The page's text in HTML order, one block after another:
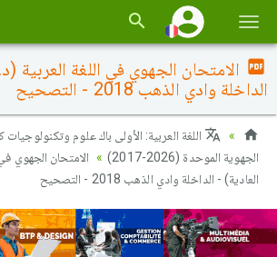
la
الامتحان الجهوي في اللغة العربية
الداخلة وادي الذهب 2018 - التصحيح
اللغة العربية: الأولى باك علوم وتكنولوجيات
الجهوية الموحدة (2026-2017)
الامتحان الجهوي في
العادية) - الداخلة وادي الذهب 2018 - التصحيح